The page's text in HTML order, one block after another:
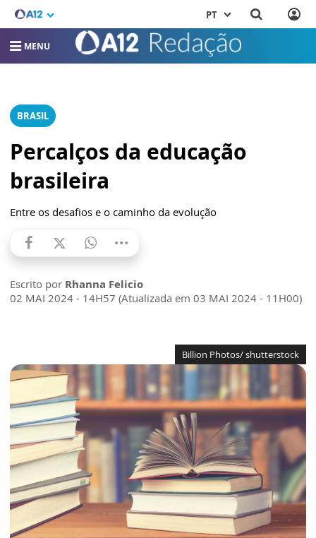
PT
MENU
BRASIL
Percalços da educação
brasileira
Entre os desafios e o caminho da evolução
Escrito por Rhanna Felicio
02 MAI 2024 - 14H57 (Atualizada em 03 MAI 2024 - 11H00)
Billion Photos/ shutterstock